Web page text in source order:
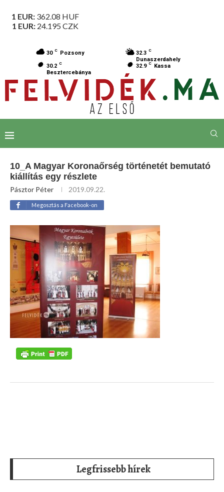
1 EUR: 362.08 HUF
1 EUR: 24.195 CZK
30 C Pozsony 32.3 C
Dunaszerdahely
30.2 C
Besztercebánya
32.9 C Kassa
10_A Magyar Koronaőrség történetét bemutató
kiállítás egy részlete
Pásztor Péter 2019.09.22.
Megosztás a Facebook-on
Legfrissebb hírek